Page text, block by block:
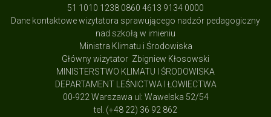
51 1010 1238 0860 4613 9134 0000
Dane kontaktowe wizytatora sprawującego nadzór pedagogiczny
nad szkołą w imieniu
Ministra Klimatu i Środowiska
Główny wizytator Zbigniew Kłosowski
MINISTERSTWO KLIMATU I ŚRODOWISKA
DEPARTAMENT LEŚNICTWA I ŁOWIECTWA
00-922 Warszawa ul: Wawelska 52/54
tel. (+48 22) 36 92 862